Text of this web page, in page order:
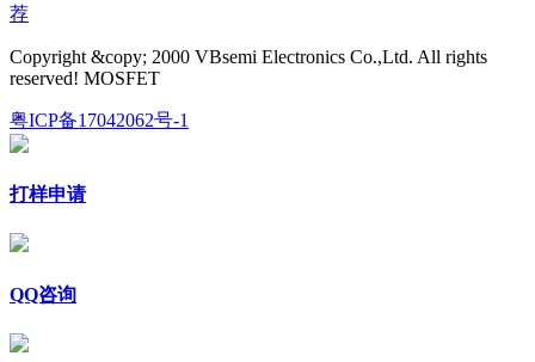
荐
Copyright &copy; 2000 VBsemi Electronics Co.,Ltd. All rights
reserved! MOSFET
粤ICP备17042062号-1
打样申请
QQ咨询